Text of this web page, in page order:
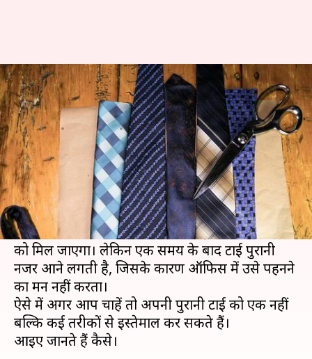
पुरानी टाई को न समझें बेकार, इन
तरीकों से करें दोबारा इस्तेमाल
लेखन अंजली Jan 29, 2021 05:28 pm
क्या है खबर?
पुरुष हो या महिला, हर कोई प्रोफेशनल लुक के लिए टाई का
इस्तेमाल करते हैं। इसलिए आमतौर पर ऑफिस जाने वाले
लोगों के घरों में आपको टाई का एक बड़ा कलेक्शन देखने
को मिल जाएगा। लेकिन एक समय के बाद टाई पुरानी
नजर आने लगती है, जिसके कारण ऑफिस में उसे पहनने
का मन नहीं करता।
ऐसे में अगर आप चाहें तो अपनी पुरानी टाई को एक नहीं
बल्कि कई तरीकों से इस्तेमाल कर सकते हैं।